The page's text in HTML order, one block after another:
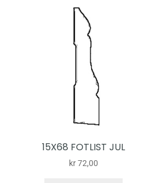
15X68 FOTLIST JUL
kr72,00